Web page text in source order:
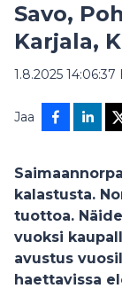
Savo,
Karjala,
1.8.2025 14:06:37
Jaa
kalastusta.
tuottoa.
vuoksi
avustus
haettavissa